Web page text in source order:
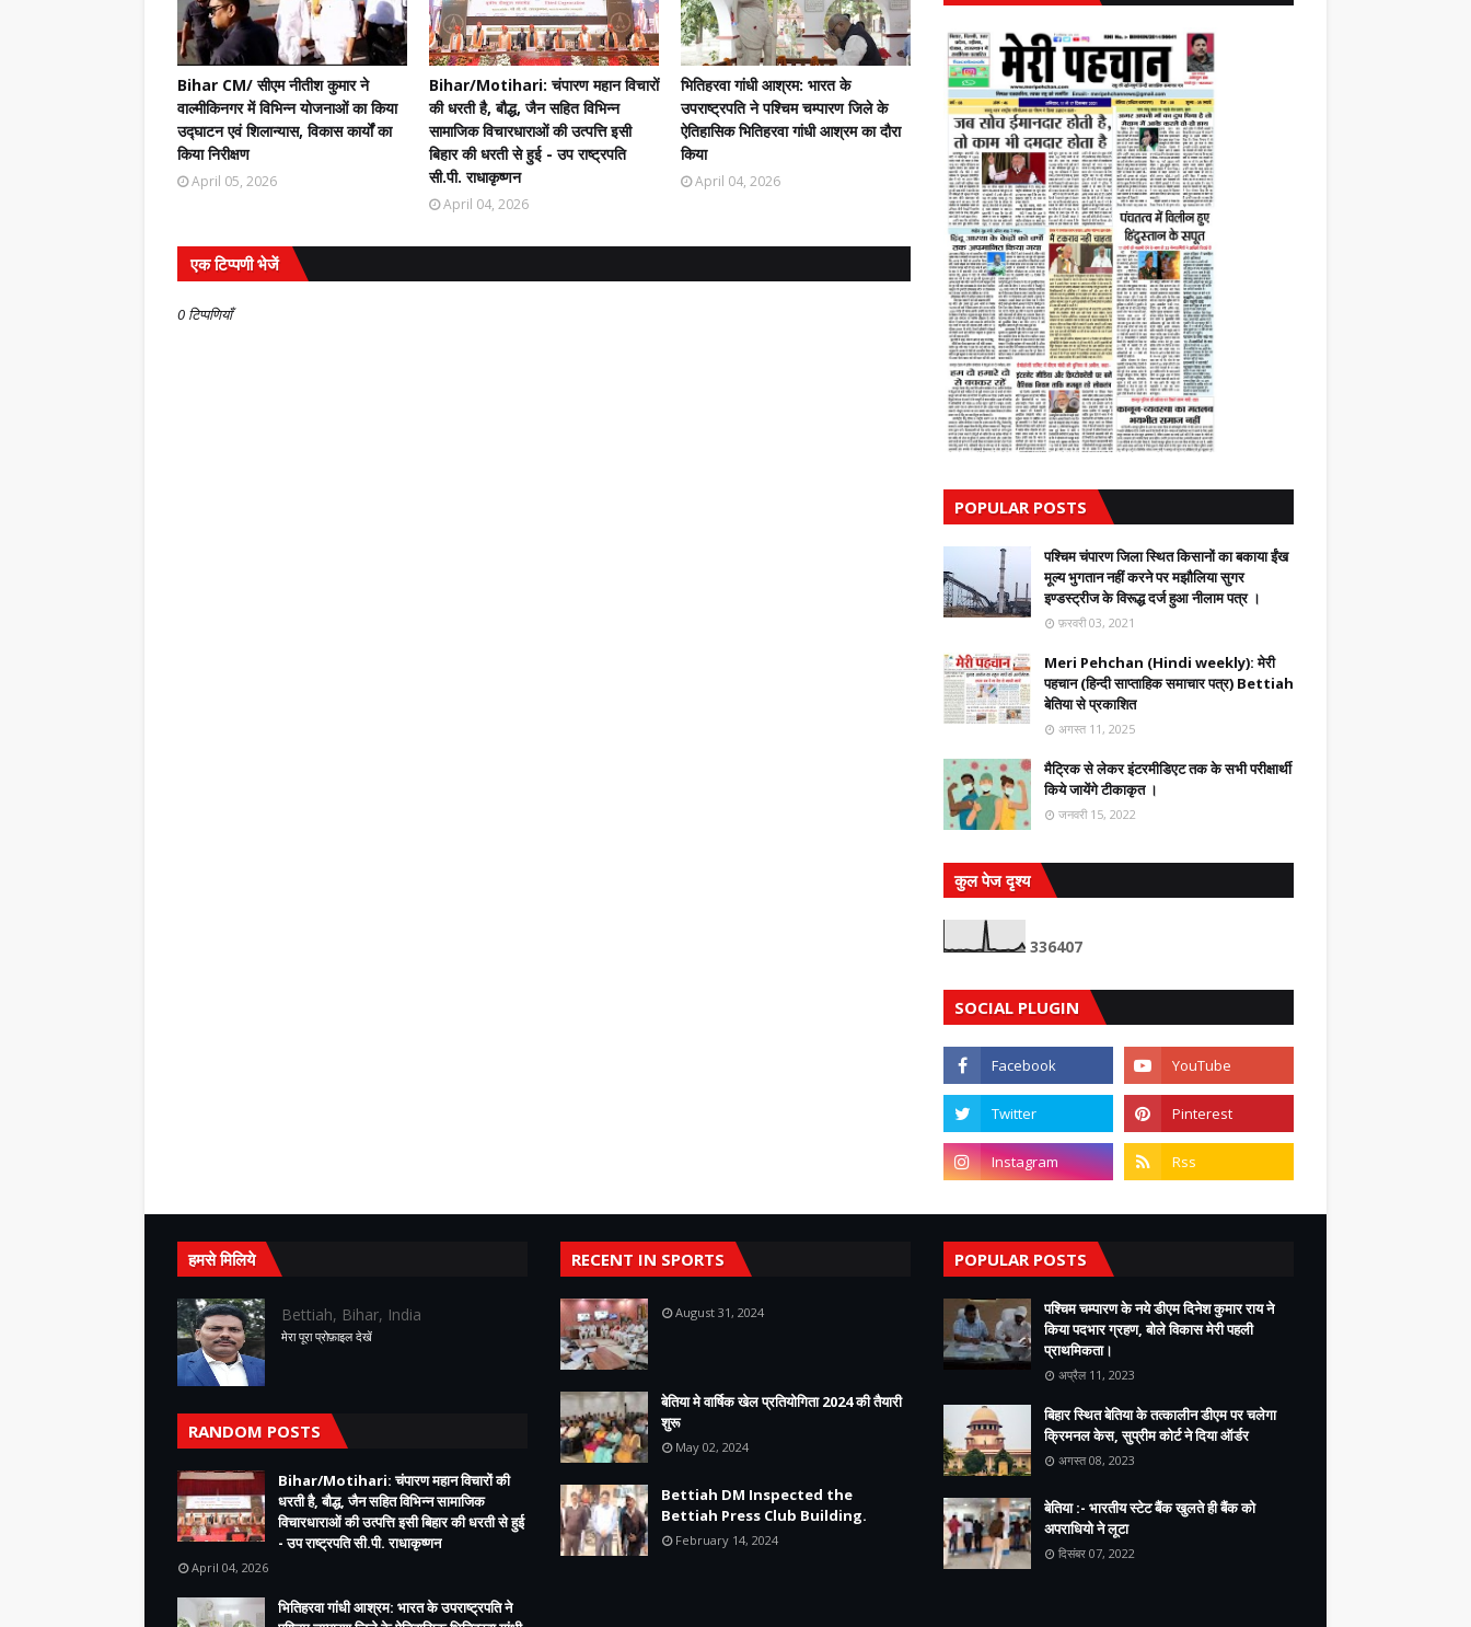
Bihar CM/ सीएम नीतीश कुमार ने
वाल्मीकिनगर में विभिन्न योजनाओं का किया
उद्घाटन एवं शिलान्यास, विकास कार्यों का
किया निरीक्षण
April 05, 2026
Bihar/Motihari: चंपारण महान विचारों
की धरती है, बौद्ध, जैन सहित विभिन्न
सामाजिक विचारधाराओं की उत्पत्ति इसी
बिहार की धरती से हुई - उप राष्ट्रपति
सी.पी. राधाकृष्णन
April 04, 2026
भितिहरवा गांधी आश्रम: भारत के
उपराष्ट्रपति ने पश्चिम चम्पारण जिले के
ऐतिहासिक भितिहरवा गांधी आश्रम का दौरा
किया
April 04, 2026
एक टिप्पणी भेजें
0 टिप्पणियाँ
POPULAR POSTS
पश्चिम चंपारण जिला स्थित किसानों का बकाया ईंख
मूल्य भुगतान नहीं करने पर मझौलिया सुगर
इण्डस्ट्रीज के विरूद्ध दर्ज हुआ नीलाम पत्र ।
फ़रवरी 03, 2021
Meri Pehchan (Hindi weekly): मेरी
पहचान (हिन्दी साप्ताहिक समाचार पत्र) Bettiah
बेतिया से प्रकाशित
अगस्त 11, 2025
मैट्रिक से लेकर इंटरमीडिएट तक के सभी परीक्षार्थी
किये जायेंगे टीकाकृत ।
जनवरी 15, 2022
कुल पेज दृश्य
336407
SOCIAL PLUGIN
हमसे मिलिये
Bettiah, Bihar, India
मेरा पूरा प्रोफ़ाइल देखें
RANDOM POSTS
Bihar/Motihari: चंपारण महान विचारों की
धरती है, बौद्ध, जैन सहित विभिन्न सामाजिक
विचारधाराओं की उत्पत्ति इसी बिहार की धरती से हुई
- उप राष्ट्रपति सी.पी. राधाकृष्णन
April 04, 2026
भितिहरवा गांधी आश्रम: भारत के उपराष्ट्रपति ने
RECENT IN SPORTS
August 31, 2024
बेतिया मे वार्षिक खेल प्रतियोगिता 2024 की तैयारी
शुरू
May 02, 2024
Bettiah DM Inspected the
Bettiah Press Club Building.
February 14, 2024
POPULAR POSTS
पश्चिम चम्पारण के नये डीएम दिनेश कुमार राय ने
किया पदभार ग्रहण, बोले विकास मेरी पहली
प्राथमिकता।
अप्रैल 11, 2023
बिहार स्थित बेतिया के तत्कालीन डीएम पर चलेगा
क्रिमनल केस, सुप्रीम कोर्ट ने दिया ऑर्डर
अगस्त 08, 2023
बेतिया :- भारतीय स्टेट बैंक खुलते ही बैंक को
अपराधियो ने लूटा
दिसंबर 07, 2022